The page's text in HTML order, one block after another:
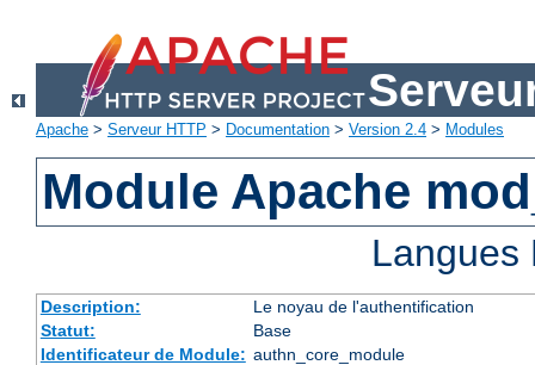
Apache > Serveur HTTP > Documentation > Version 2.4 > Modules
Module Apache
Description:
Le noyau de l'authentification
Statut:
Base
Identificateur de Module: authn_core_module